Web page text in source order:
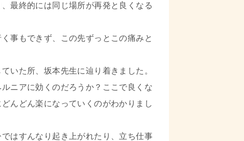
最終的には同じ場所が再発と良くなる
事もできず、この先ずっとこの痛みと
いた所、坂本先生に辿り着きました。
ニアに効くのだろうか？ここで良くな
んどん楽になっていくのがわかりまし
はすんなり起き上がれたり、立ち仕事